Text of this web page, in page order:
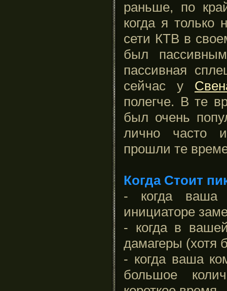
раньше, по
когда я только
сети КТВ в
был
пассивная
сейчас у
полегче. В те
был очень
лично часто
прошли те
Когда Стоит
- когда ваша
инициаторе
- когда в
дамагеры (хотя
- когда ваша
большое